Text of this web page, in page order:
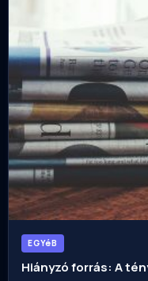
EGYéB
Hiányzó forrás: A